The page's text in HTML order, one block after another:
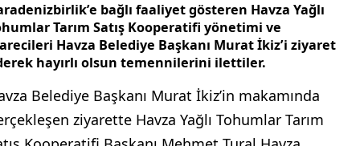
bağlı faaliyet gösteren Havza Yağlı
Tarım Satış Kooperatifi yönetimi ve
Havza Belediye Başkanı Murat İkiz’i ziyaret
hayırlı olsun temennilerini ilettiler.
Belediye Başkanı Murat İkiz’in makamında
ziyarette Havza Yağlı Tohumlar Tarım